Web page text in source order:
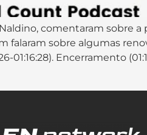
comentaram sobre
falaram sobre algumas
Encerramento